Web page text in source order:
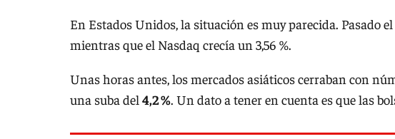
En Estados Unidos, la situación es muy parecida. Pasado
mientras que el Nasdaq crecía un 3,56 %.
Unas horas antes, los mercados asiáticos cerraban con
una suba del 4,2 %. Un dato a tener en cuenta es que las